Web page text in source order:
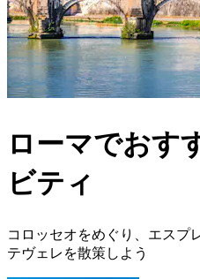
ローマでおす
ビティ
コロッセオをめぐり、エスプ
テヴェレを散策しよう